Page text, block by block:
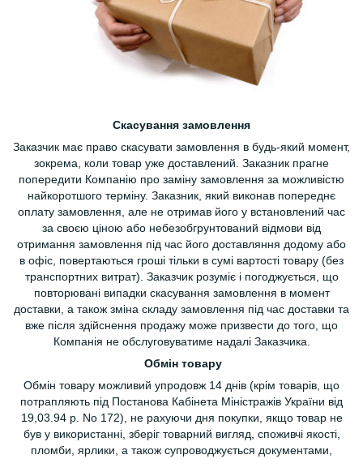
Скасування замовлення
Заказчик має право скасувати замовлення в будь-який момент,
зокрема, коли товар уже доставлений. Заказник прагне
попередити Компанію про заміну замовлення за можливістю
найкоротшого терміну. Заказник, який виконав попереднє
оплату замовлення, але не отримав його у встановлений час
за своєю ціною або небезобгрунтований відмови від
отримання замовлення під час його доставляння додому або
в офіс, повертаються гроші тільки в сумі вартості товару (без
транспортних витрат). Заказчик розуміє і погоджується, що
повторювані випадки скасування замовлення в момент
доставки, а також зміна складу замовлення під час доставки та
вже після здійснення продажу може призвести до того, що
Компанія не обслуговуватиме надалі Заказчика.
Обмін товару
Обмін товару можливий упродовж 14 днів (крім товарів, що
потрапляють під Постанова Кабінета Міністражів України від
19,03.94 р. No 172), не рахуючи дня покупки, якщо товар не
був у використанні, зберіг товарний вигляд, споживчі якості,
пломби, ярлики, а також супроводжується документами,